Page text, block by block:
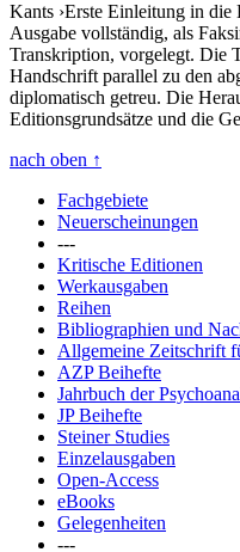
Kants ›Erste Einleitung in
Ausgabe vollständig, als
Transkription, vorgelegt. Die
Handschrift parallel zu den
diplomatisch getreu. Die
Editionsgrundsätze und die
nach oben ↑
Fachgebiete
Neuerscheinungen
---
Kritische Editionen
Werkausgaben
Reihen
Bibliographien und
Allgemeine Zeitschrift
AZP Beihefte
Jahrbuch der
JP Beihefte
Steiner Studies
Einzelausgaben
Open-Access
eBooks
Gelegenheiten
---